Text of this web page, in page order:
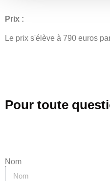
Prix :
Le prix s'élève à 790 euros
Pour toute
Nom